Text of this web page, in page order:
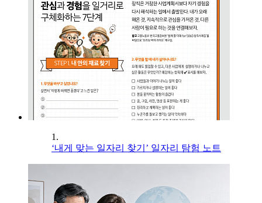
1.
‘내게 맞는 일자리 찾기’ 일자리 탐험 노트